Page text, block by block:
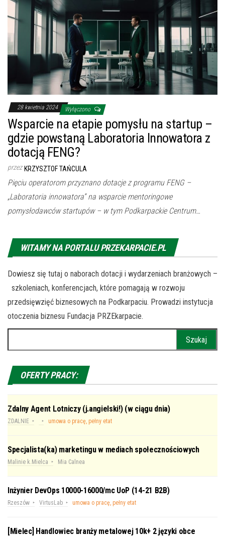
28 kwietnia 2024 Wyłączono
Wsparcie na etapie pomysłu na startup –
gdzie powstaną Laboratoria Innowatora z
dotacją FENG?
przez KRZYSZTOF TAŃCULA
Pięciu operatorom przyznano dotacje z programu FENG –
„Laboratoria innowatora” na wsparcie mentoringowe
pomysłodawców startupów – w tym Podkarpackie Centrum…
WITAMY NA PORTALU PRZEKARPACIE.PL
Dowiesz się tutaj o naborach dotacji i wydarzeniach branżowych –
szkoleniach, konferencjach, które pomagają w rozwoju
przedsięwzięć biznesowych na Podkarpaciu. Prowadzi instytucja
otoczenia biznesu Fundacja PRZEkarpacie.
OFERTY PRACY:
Zdalny Agent Lotniczy (j.angielski!) (w ciągu dnia)
ZDALNIE umowa o pracę, pełny etat
Specjalista(ka) marketingu w mediach społecznościowych
Malinie k.Mielca Mia Calnea
Inżynier DevOps 10000-16000/mc UoP (14-21 B2B)
Rzeszów VirtusLab umowa o pracę, pełny etat
[Mielec] Handlowiec branży metalowej 10k+ 2 języki obce